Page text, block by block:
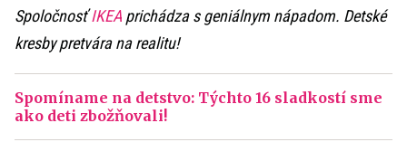
SpoločnosťIKEA prichádza s geniálnym nápadom. Detské
kresby pretvára na realitu!
Spomíname na detstvo: Týchto 16 sladkostí sme
ako deti zbožňovali!